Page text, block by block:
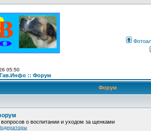
05:50
:: Форум
Форум
о воспитании и уходом за щенками